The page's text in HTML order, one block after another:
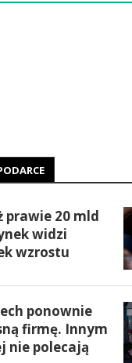
prawie 20 mld
widzi
wzrostu
ponownie
firmę. Innym
nie polecają